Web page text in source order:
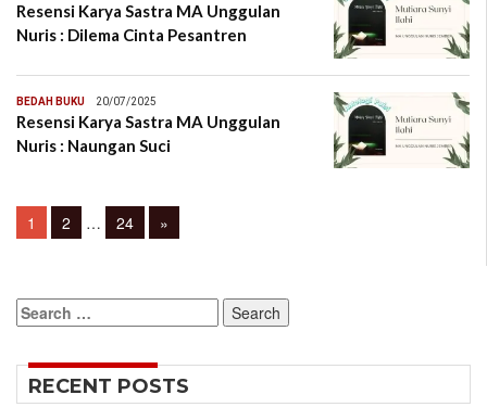
Resensi Karya Sastra MA Unggulan
Nuris : Dilema Cinta Pesantren
BEDAH BUKU 20/07/2025
Resensi Karya Sastra MA Unggulan
Nuris : Naungan Suci
Posts
Page
1 Page
2 … Page
24 »
Search
for:
RECENT POSTS